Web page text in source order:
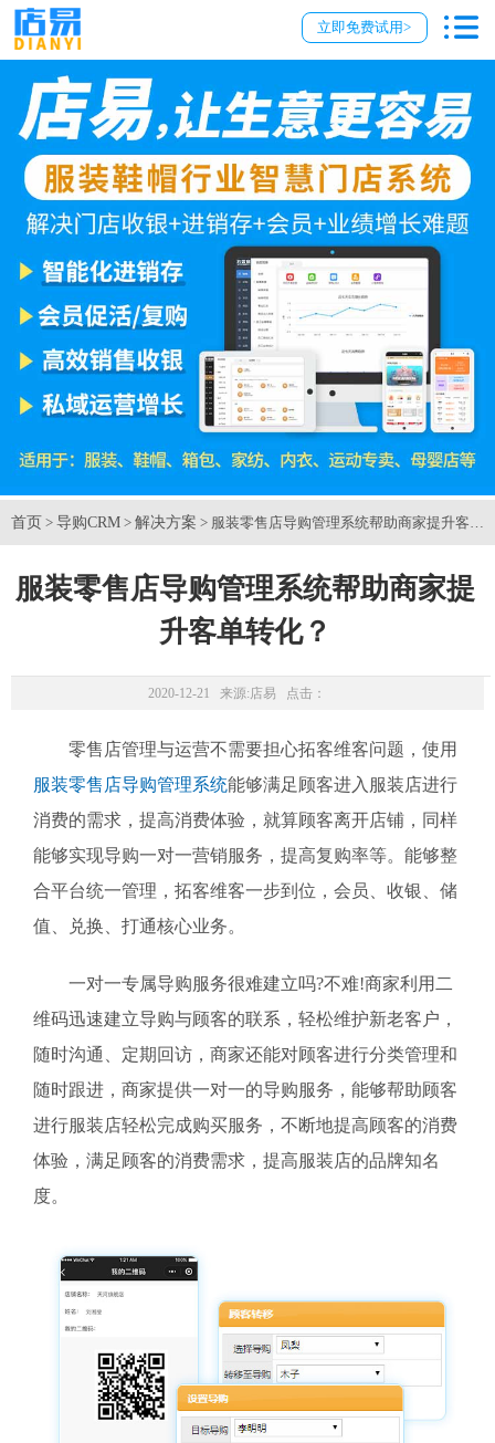
立即免费试用>
首页 > 导购CRM > 解决方案 > 服装零售店导购管理系统帮助商家提升客单
服装零售店导购管理系统帮助商家提
升客单转化？
2020-12-21 来源:店易 点击：
零售店管理与运营不需要担心拓客维客问题，使用
服装零售店导购管理系统能够满足顾客进入服装店进行
消费的需求，提高消费体验，就算顾客离开店铺，同样
能够实现导购一对一营销服务，提高复购率等。能够整
合平台统一管理，拓客维客一步到位，会员、收银、储
值、兑换、打通核心业务。
一对一专属导购服务很难建立吗?不难!商家利用二
维码迅速建立导购与顾客的联系，轻松维护新老客户，
随时沟通、定期回访，商家还能对顾客进行分类管理和
随时跟进，商家提供一对一的导购服务，能够帮助顾客
进行服装店轻松完成购买服务，不断地提高顾客的消费
体验，满足顾客的消费需求，提高服装店的品牌知名
度。